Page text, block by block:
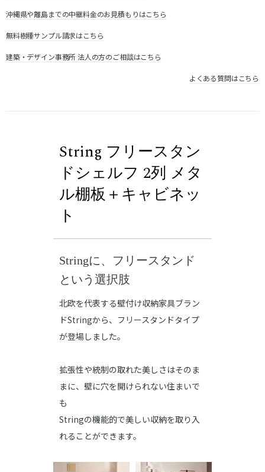
沖縄県や離島までの中継料金のお見積もりはこちら
無料樹種サンプル請求はこちら
建築・デザイン事務所 法人の方のご相談はこちら
よくある質問はこちら
String フリースタン
ドシェルフ 2列 メタ
ル棚板＋キャビネッ
ト
Stringに、フリースタンド
という選択肢
北欧を代表する壁付け収納家具ブラン
ドStringから、フリースタンドタイプ
が登場しました。
拡張性や統制の取れた美しさはそのま
まに、壁に穴を開けられない住まいで
も
Stringの機能的で美しい収納を取り入
れることができます。